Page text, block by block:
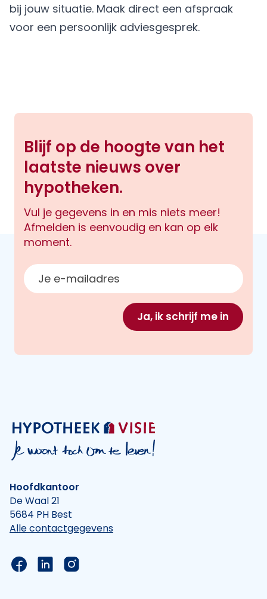
bij jouw situatie. Maak direct een afspraak
voor een persoonlijk adviesgesprek.
Blijf op de hoogte van het
laatste nieuws over
hypotheken.
Vul je gegevens in en mis niets meer!
Afmelden is eenvoudig en kan op elk
moment.
E-mailadres
Ja, ik schrijf me in
Hoofdkantoor
De Waal 21
5684 PH Best
Alle contactgegevens
Link naar de Facebook pagina van Hypotheek
Link naar de LinkedIn pagina van
Link naar de Instagram pagina van